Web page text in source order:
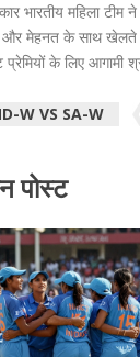
भारतीय महिला
और मेहनत के साथ खेलते
प्रेमियों के लिए आगामी
W VS SA-W
पोस्ट